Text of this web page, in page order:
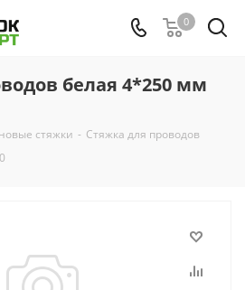
0
белая 4*250 мм
стяжки - Стяжка для проводов